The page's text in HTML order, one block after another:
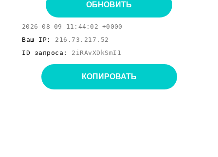
ОБНОВИТЬ
2026-08-09 11:44:02 +0000
Ваш IP: 216.73.217.52
ID запроса: 2iRAvXDkSmI1
КОПИРОВАТЬ